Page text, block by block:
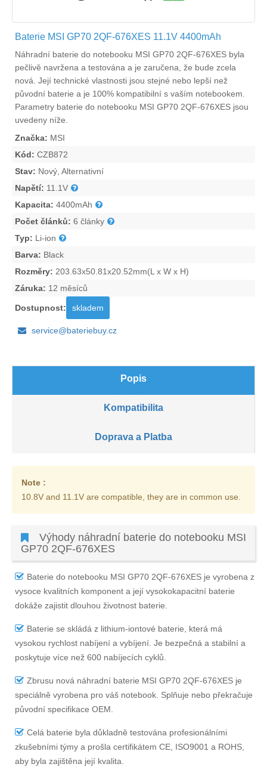
Baterie MSI GP70 2QF-676XES 11.1V 4400mAh
Náhradní baterie do notebooku MSI GP70 2QF-676XES byla
pečlivě navržena a testována a je zaručena, že bude zcela
nová. Její technické vlastnosti jsou stejné nebo lepší než
původní baterie a je 100% kompatibilní s vaším notebookem.
Parametry baterie do notebooku MSI GP70 2QF-676XES jsou
uvedeny níže.
Značka: MSI
Kód: CZB872
Stav: Nový, Alternativní
Napětí: 11.1V
Kapacita: 4400mAh
Počet článků: 6 články
Typ: Li-ion
Barva: Black
Rozměry: 203.63x50.81x20.52mm(L x W x H)
Záruka: 12 měsíců
Dostupnost: skladem
service@bateriebuy.cz
Popis
Kompatibilita
Doprava a Platba
Note :
10.8V and 11.1V are compatible, they are in common use.
Výhody náhradní baterie do notebooku MSI
GP70 2QF-676XES
Baterie do notebooku MSI GP70 2QF-676XES je vyrobena z
vysoce kvalitních komponent a její vysokokapacitní baterie
dokáže zajistit dlouhou životnost baterie.
Baterie se skládá z lithium-iontové baterie, která má
vysokou rychlost nabíjení a vybíjení. Je bezpečná a stabilní a
poskytuje více než 600 nabíjecích cyklů.
Zbrusu nová náhradní baterie MSI GP70 2QF-676XES je
speciálně vyrobena pro váš notebook. Splňuje nebo překračuje
původní specifikace OEM.
Celá baterie byla důkladně testována profesionálními
zkušebními týmy a prošla certifikátem CE, ISO9001 a ROHS,
aby byla zajištěna její kvalita.